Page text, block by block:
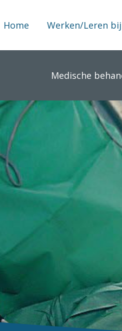
Home Werken/Leren bij
Medische